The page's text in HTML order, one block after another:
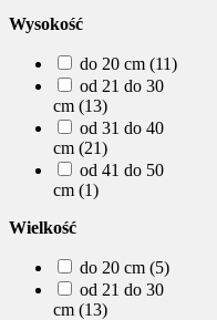
Wysokość
do 20 cm (11)
od 21 do 30
cm (13)
od 31 do 40
cm (21)
od 41 do 50
cm (1)
Wielkość
do 20 cm (5)
od 21 do 30
cm (13)